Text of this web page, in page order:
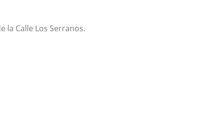
la Calle Los Serranos.